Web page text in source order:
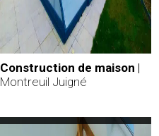
Construction de maison |
Montreuil Juigné